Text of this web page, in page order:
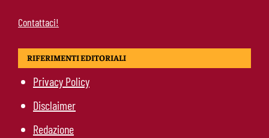
Contattaci!
RIFERIMENTI EDITORIALI
Privacy Policy
Disclaimer
Redazione